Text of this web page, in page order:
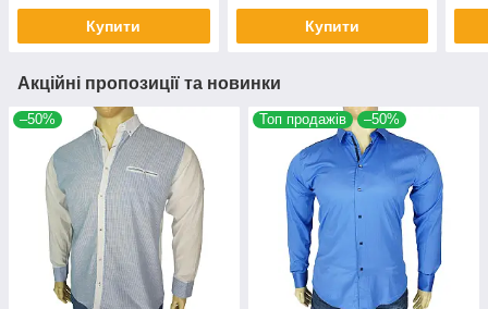
Купити Купити
Акційні пропозиції та новинки
–50% Топ продажів –50%